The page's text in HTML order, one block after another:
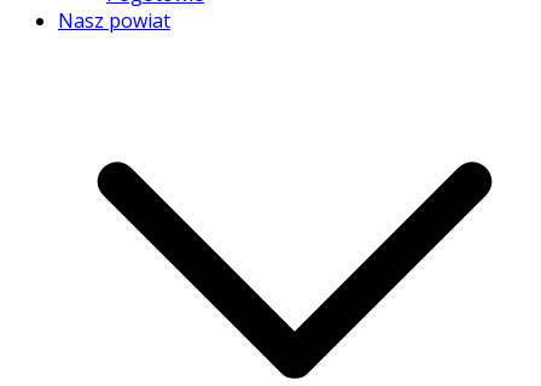
Nasz powiat